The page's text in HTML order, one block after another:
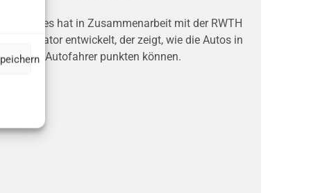
hat in Zusammenarbeit mit der RWTH
entwickelt, der zeigt, wie die Autos in
beim Autofahrer punkten können.